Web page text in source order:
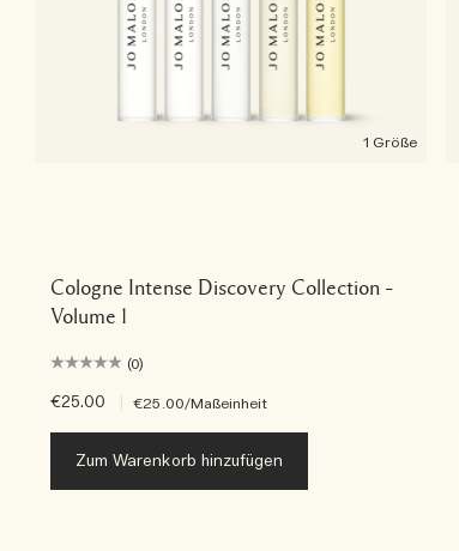
1 Größe
Cologne Intense Discovery Collection –
Volume 1
(0)
€25.00 €25.00/Maßeinheit
Zum Warenkorb hinzufügen